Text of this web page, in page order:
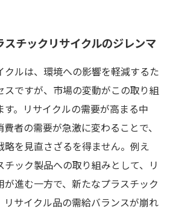
チックリサイクルのジレンマ
クルは、環境への影響を軽減するた
スですが、市場の変動がこの取り組
す。リサイクルの需要が高まる中
者の需要が急激に変わることで、
略を見直さざるを得ません。例え
ック製品への取り組みとして、リ
が進む一方で、新たなプラスチック
リサイクル品の需給バランスが崩れ